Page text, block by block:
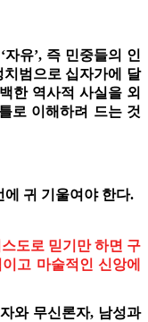
유’, 즉 민중들의 인
범으로 십자가에 달
한 역사적 사실을 외
로 이해하려 드는 것
에 귀 기울여야 한다.
도로 믿기만 하면 구
고 마술적인 신앙에
와 무신론자, 남성과